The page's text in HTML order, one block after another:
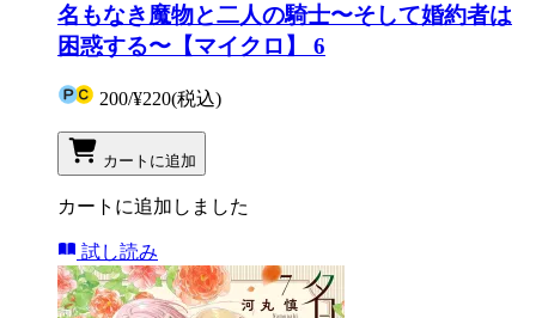
名もなき魔物と二人の騎士〜そして婚約者は
困惑する〜【マイクロ】 6
200/¥220(税込)
カートに追加
カートに追加しました
試し読み